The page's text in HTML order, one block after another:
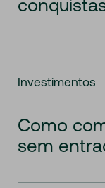
Investimentos
Como
sem